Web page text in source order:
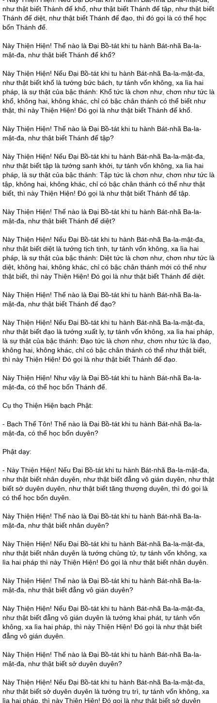
như thật biết Thánh đế khổ, như thật biết Thánh đế tập, như thật biết
Thánh đế diệt, như thật biết Thánh đế đạo, thì đó gọi là có thể học
bốn Thánh đế.
Này Thiện Hiện! Thế nào là Đại Bồ-tát khi tu hành Bát-nhã Ba-la-
mật-đa, như thật biết Thánh đế khổ?
Này Thiện Hiện! Nếu Đại Bồ-tát khi tu hành Bát-nhã Ba-la-mật-đa,
như thật biết khổ là tướng bức bách, tự tánh vốn không, xa lìa hai
pháp, là sự thật của bậc thánh: Khổ tức là chơn như, chơn như tức là
khổ, không hai, không khác, chỉ có bậc chân thánh có thể biết như
thật, thì này Thiện Hiện! Đó gọi là như thật biết Thánh đế khổ.
Này Thiện Hiện! Thế nào là Đại Bồ-tát khi tu hành Bát-nhã Ba-la-
mật-đa, như thật biết Thánh đế tập?
Này Thiện Hiện! Nếu Đại Bồ-tát khi tu hành Bát-nhã Ba-la-mật-đa,
như thật biết tập là tướng sanh khởi, tự tánh vốn không, xa lìa hai
pháp, là sự thật của bậc thánh: Tập tức là chơn như, chơn như tức là
tập, không hai, không khác, chỉ có bậc chân thánh có thể như thật
biết, thì này Thiện Hiện! Đó gọi là như thật biết Thánh đế tập.
Này Thiện Hiện! Thế nào là Đại Bồ-tát khi tu hành Bát-nhã Ba-la-
mật-đa, như thật biết Thánh đế diệt?
Này Thiện Hiện! Nếu Đại Bồ-tát khi tu hành Bát-nhã Ba-la-mật-đa,
như thật biết diệt là tướng tịch tịnh, tự tánh vốn không, xa lìa hai
pháp, là sự thật của bậc thánh: Diệt tức là chơn như, chơn như tức là
diệt, không hai, không khác, chỉ có bậc chân thánh mới có thể như
thật biết, thì này Thiện Hiện! Đó gọi là như thật biết Thánh đế diệt.
Này Thiện Hiện! Thế nào là Đại Bồ-tát khi tu hành Bát-nhã Ba-la-
mật-đa, như thật biết Thánh đế đạo?
Này Thiện Hiện! Nếu Đại Bồ-tát khi tu hành Bát-nhã Ba-la-mật-đa,
như thật biết đạo là tướng xuất ly, tự tánh vốn không, xa lìa hai pháp,
là sự thật của bậc thánh: Đạo tức là chơn như, chơn như tức là đạo,
không hai, không khác, chỉ có bậc chân thánh có thể như thật biết,
thì này Thiện Hiện! Đó gọi là như thật biết Thánh đế đạo.
Này Thiện Hiện! Như vậy là Đại Bồ-tát khi tu hành Bát-nhã Ba-la-
mật-đa, có thể học bốn Thánh đế.
Cụ thọ Thiện Hiện bạch Phật:
- Bạch Thế Tôn! Thế nào là Đại Bồ-tát khi tu hành Bát-nhã Ba-la-
mật-đa, có thể học bốn duyên?
Phật dạy:
- Này Thiện Hiện! Nếu Đại Bồ-tát khi tu hành Bát-nhã Ba-la-mật-đa,
như thật biết nhân duyên, như thật biết đẳng vô gián duyên, như thật
biết sở duyên duyên, như thật biết tăng thượng duyên, thì đó gọi là
có thể học bốn duyên.
Này Thiện Hiện! Thế nào là Đại Bồ-tát khi tu hành Bát-nhã Ba-la-
mật-đa, như thật biết nhân duyên?
Này Thiện Hiện! Nếu Đại Bồ-tát khi tu hành Bát-nhã Ba-la-mật-đa,
như thật biết nhân duyên là tướng chủng tử, tự tánh vốn không, xa
lìa hai pháp thì này Thiện Hiện! Đó gọi là như thật biết nhân duyên.
Này Thiện Hiện! Thế nào là Đại Bồ-tát khi tu hành Bát-nhã Ba-la-
mật-đa, như thật biết đẳng vô gián duyên?
Này Thiện Hiện! Nếu Đại Bồ-tát khi tu hành Bát-nhã Ba-la-mật-đa,
như thật biết đẳng vô gián duyên là tướng khai phát, tự tánh vốn
không, xa lìa hai pháp, thì này Thiện Hiện! Đó gọi là như thật biết
đẳng vô gián duyên.
Này Thiện Hiện! Thế nào là Đại Bồ-tát khi tu hành Bát-nhã Ba-la-
mật-đa, như thật biết sở duyên duyên?
Này Thiện Hiện! Nếu Đại Bồ-tát khi tu hành Bát-nhã Ba-la-mật-đa,
như thật biết sở duyên duyên là tướng trụ trì, tự tánh vốn không, xa
lìa hai pháp, thì này Thiện Hiện! Đó gọi là như thật biết sở duyên